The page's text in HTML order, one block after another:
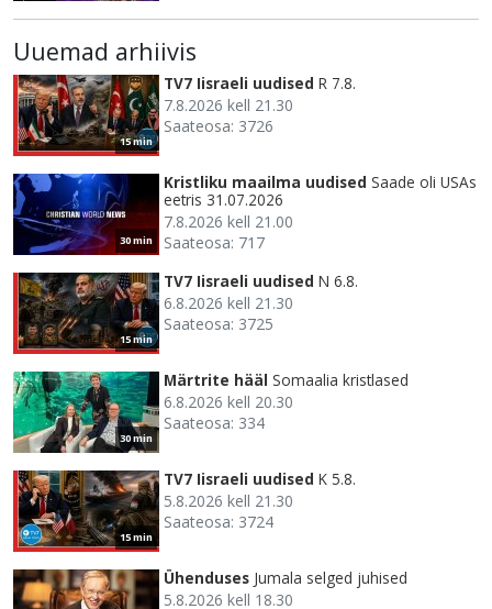
Uuemad arhiivis
15 min
TV7 Iisraeli uudised R 7.8.
7.8.2026 kell 21.30
Saateosa: 3726
30 min
Kristliku maailma uudised Saade oli USAs
eetris 31.07.2026
7.8.2026 kell 21.00
Saateosa: 717
15 min
TV7 Iisraeli uudised N 6.8.
6.8.2026 kell 21.30
Saateosa: 3725
30 min
Märtrite hääl Somaalia kristlased
6.8.2026 kell 20.30
Saateosa: 334
15 min
TV7 Iisraeli uudised K 5.8.
5.8.2026 kell 21.30
Saateosa: 3724
Ühenduses Jumala selged juhised
5.8.2026 kell 18.30